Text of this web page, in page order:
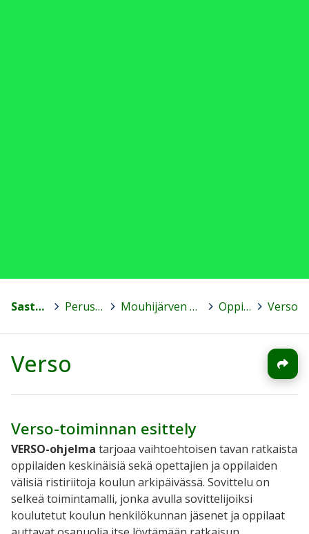
Sastamala > Peruskoulut > Mouhijärven yhteiskoulu > Oppilaalle Verso
Verso
Verso-toiminnan esittely
VERSO-ohjelma tarjoaa vaihtoehtoisen tavan ratkaista
oppilaiden keskinäisiä sekä opettajien ja oppilaiden
välisiä ristiriitoja koulun arkipäivässä. Sovittelu on
selkeä toimintamalli, jonka avulla sovittelijoiksi
koulutetut koulun henkilökunnan jäsenet ja oppilaat